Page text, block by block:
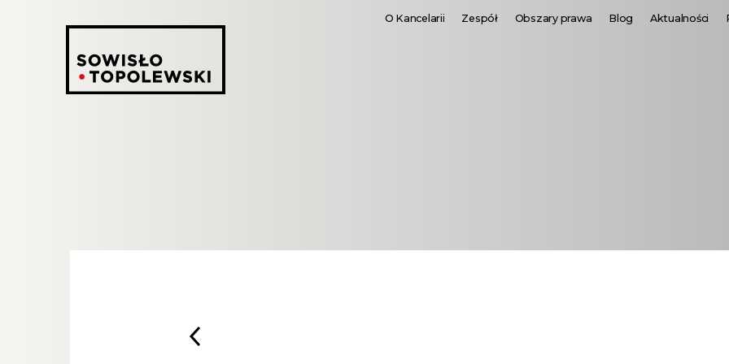
O Kancelarii Zespół Obszary prawa Blog Aktualności